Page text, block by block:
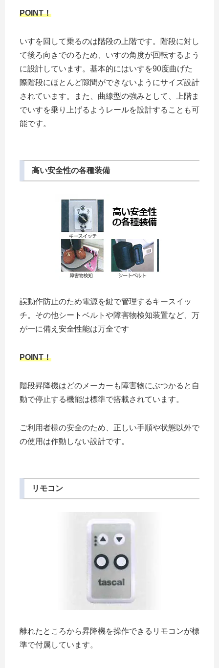
POINT！
いすを回して乗るのは階段の上階です。階段に対し
て後ろ向きでのるため、いすの角度が回転するよう
に設計しています。基本的にはいすを90度曲げた
際階段にほとんど隙間ができないようにサイズ設計
されています。また、曲線型の強みとして、上階ま
でいすを乗り上げるようレールを設計することも可
能です。
高い安全性の各種装備
誤動作防止のため電源を鍵で管理するキースイッ
チ。その他シートベルトや障害物検知装置など、万
が一に備え安全性能は万全です
POINT！
階段昇降機はどのメーカーも障害物にぶつかると自
動で停止する機能は標準で搭載されています。
ご利用者様の安全のため、正しい手順や状態以外で
の使用は作動しない設計です。
リモコン
離れたところから昇降機を操作できるリモコンが標
準で付属しています。